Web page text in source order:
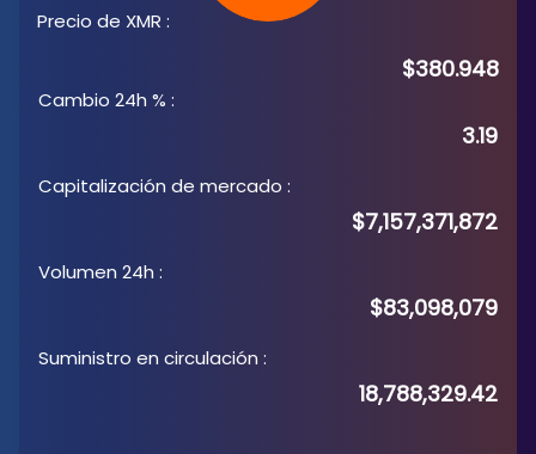
Precio de XMR :
$380.948
Cambio 24h % :
3.19
Capitalización de mercado :
$7,157,371,872
Volumen 24h :
$83,098,079
Suministro en circulación :
18,788,329.42